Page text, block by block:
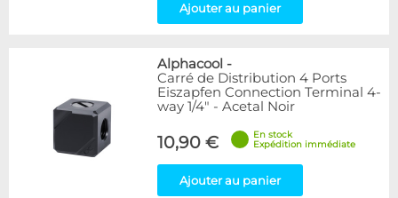
Ajouter au panier
Alphacool -
Carré de Distribution 4 Ports
Eiszapfen Connection Terminal 4-
way 1/4" - Acetal Noir
10,90 €
En stock
Expédition immédiate
Ajouter au panier